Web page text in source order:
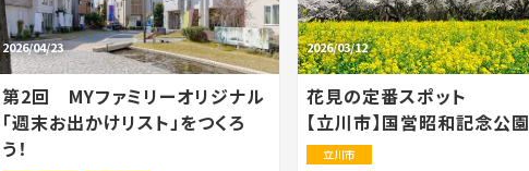
2026/04/23
第2回 MYファミリーオリジナル
「週末お出かけリスト」をつくろ
う！
2026/03/12
花見の定番スポット
【立川市】国営昭和記念公園
立川市